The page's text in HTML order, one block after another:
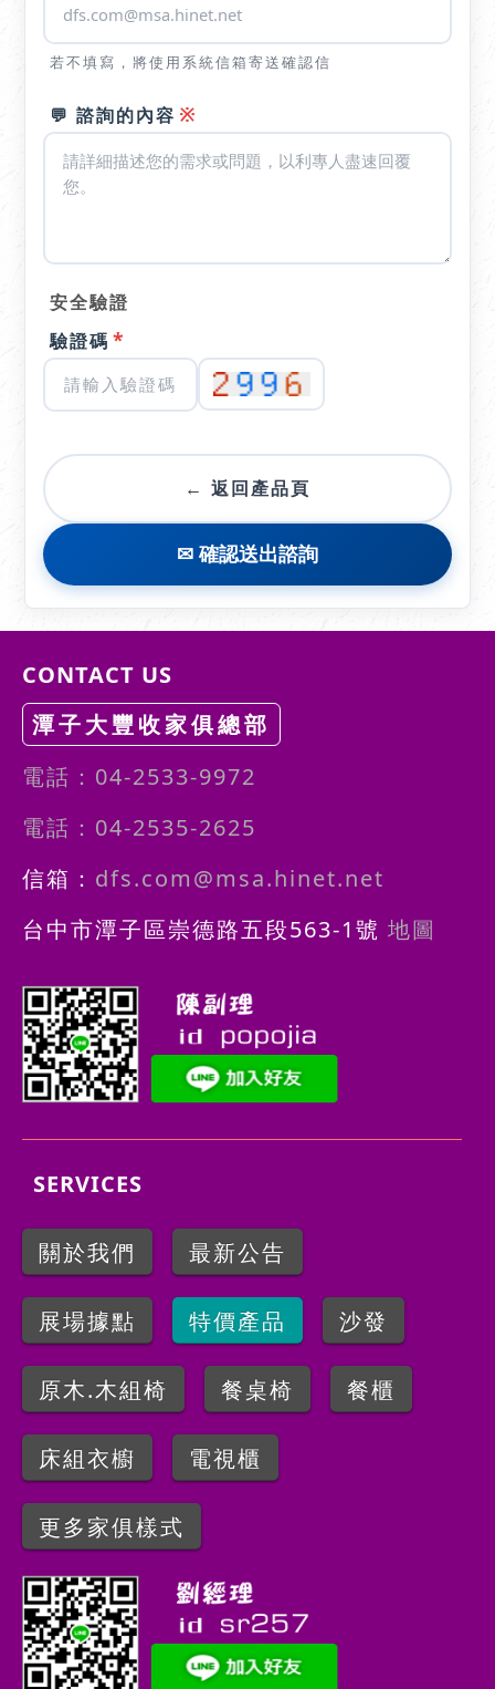
若不填寫，將使用系統信箱寄送確認信
💬 諮詢的內容 ※
安全驗證
驗證碼 *
← 返回產品頁
✉ 確認送出諮詢
CONTACT US
潭子大豐收家俱總部
電話：04-2533-9972
電話：04-2535-2625
信箱： dfs.com@msa.hinet.net
台中市潭子區崇德路五段563-1號 地圖
SERVICES
關於我們 最新公告
展場據點 特價產品 沙發
原木.木組椅 餐桌椅 餐櫃
床組衣櫥 電視櫃
更多家俱樣式